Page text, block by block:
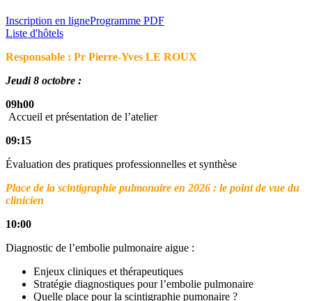
Inscription en ligneProgramme PDF
Liste d'hôtels
Responsable : Pr Pierre-Yves LE ROUX
Jeudi 8 octobre :
09h00
Accueil et présentation de l’atelier
09:15
Évaluation des pratiques professionnelles et synthèse
Place de la scintigraphie pulmonaire en 2026 : le point de vue du
clinicien
10:00
Diagnostic de l’embolie pulmonaire aigue :
Enjeux cliniques et thérapeutiques
Stratégie diagnostiques pour l’embolie pulmonaire
Quelle place pour la scintigraphie pumonaire ?